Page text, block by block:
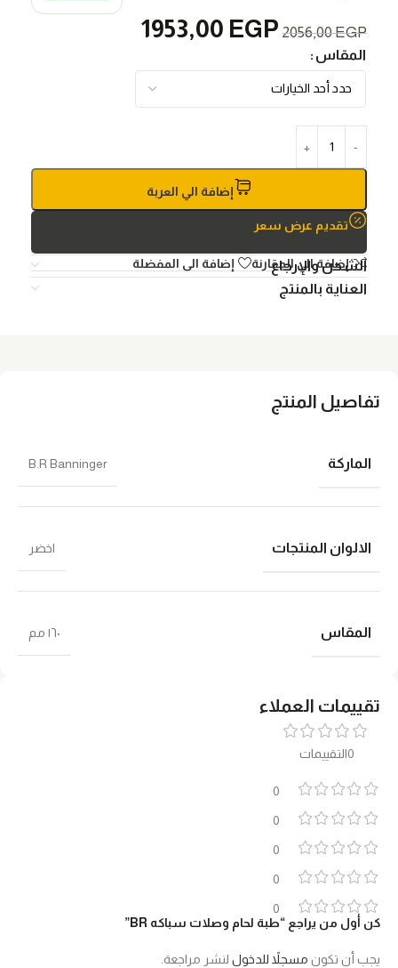
2056,00EGP
1953,00 EGP
المقاس
إضافة الي العربة
تقديم عرض سعر
إضافة الي المقارنة إضافة الى المفضلة
الشحن والإرجاع
العناية بالمنتج
تقييمات العملاء
0التقييمات
0
0
0
0
0
كن أول من يراجع “طبة لحام وصلات سباكه BR”
يجب أن تكون مسجلاً للدخول لنشر مراجعة.
تفاصيل المنتج
الماركة B.R Banninger
الالوان المنتجات اخضر
المقاس ١٦٠ مم